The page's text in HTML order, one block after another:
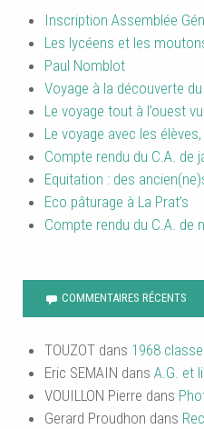
Inscription Assemblée
Les lycéens et les
Paul Nomblot
Voyage à la découverte
Le voyage tout à l’ouest
Le voyage avec les
Compte rendu du C.A. de
Equitation : des
Eco pâturage à La Prat’s
Compte rendu du C.A. de
COMMENTAIRES RÉCENTS
TOUZOT dans 1968
Eric SEMAIN dans A.G. et
VOUILLON Pierre dans
Gerard Proudhon dans